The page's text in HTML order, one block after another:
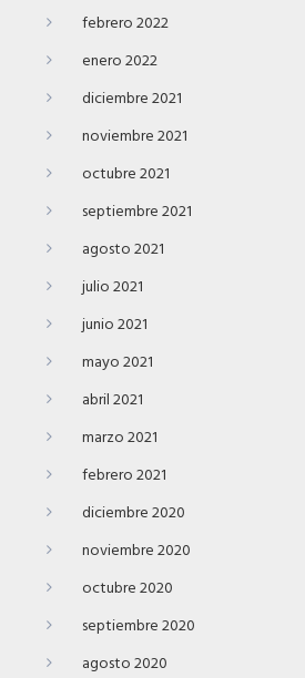
febrero 2022
enero 2022
diciembre 2021
noviembre 2021
octubre 2021
septiembre 2021
agosto 2021
julio 2021
junio 2021
mayo 2021
abril 2021
marzo 2021
febrero 2021
diciembre 2020
noviembre 2020
octubre 2020
septiembre 2020
agosto 2020